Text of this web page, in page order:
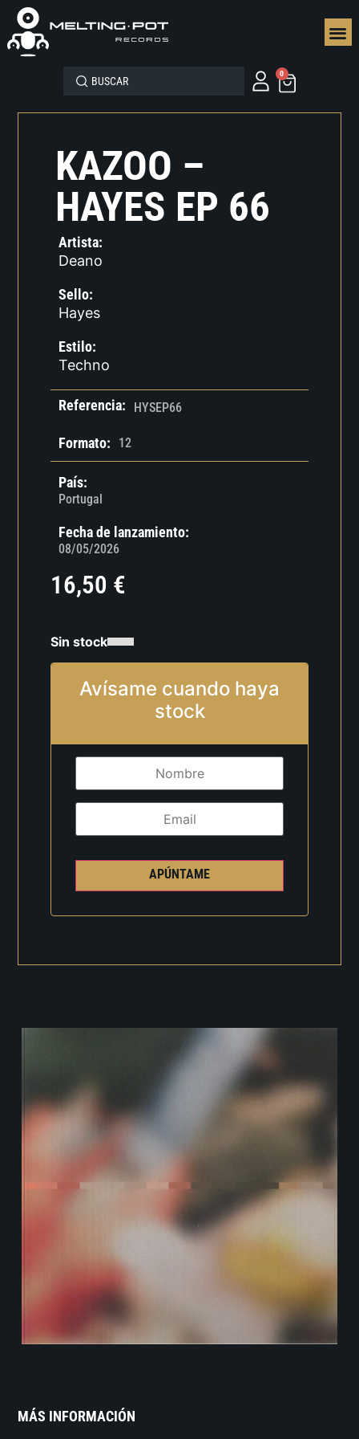
0
KAZOO –
HAYES EP 66
Artista:
Deano
Sello:
Hayes
Estilo:
Techno
Referencia: HYSEP66
Formato: 12
País:
Portugal
Fecha de lanzamiento:
08/05/2026
16,50 €
Sin stock
Avísame cuando haya
stock
APÚNTAME
MÁS INFORMACIÓN